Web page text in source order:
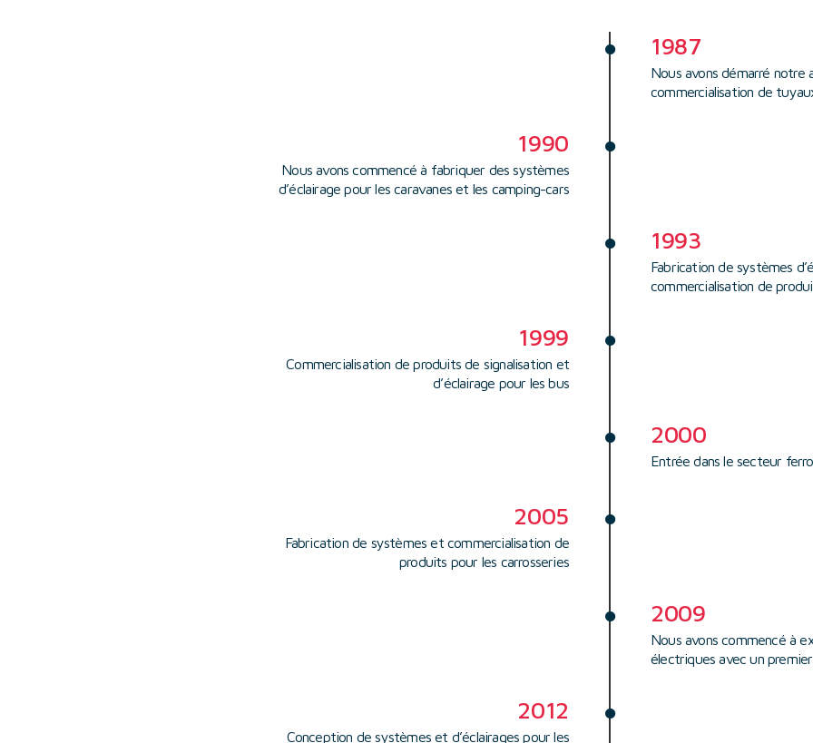
1987
Nous avons démarré notre
commercialisation de
1990
Nous avons commencé à fabriquer des systèmes
d’éclairage pour les caravanes et les camping-cars
1993
Fabrication de systèmes
commercialisation de
1999
Commercialisation de produits de signalisation et
d’éclairage pour les bus
2000
Entrée dans le secteur
2005
Fabrication de systèmes et commercialisation de
produits pour les carrosseries
2009
Nous avons commencé à
électriques avec un
2012
Conception de systèmes et d’éclairages pour les